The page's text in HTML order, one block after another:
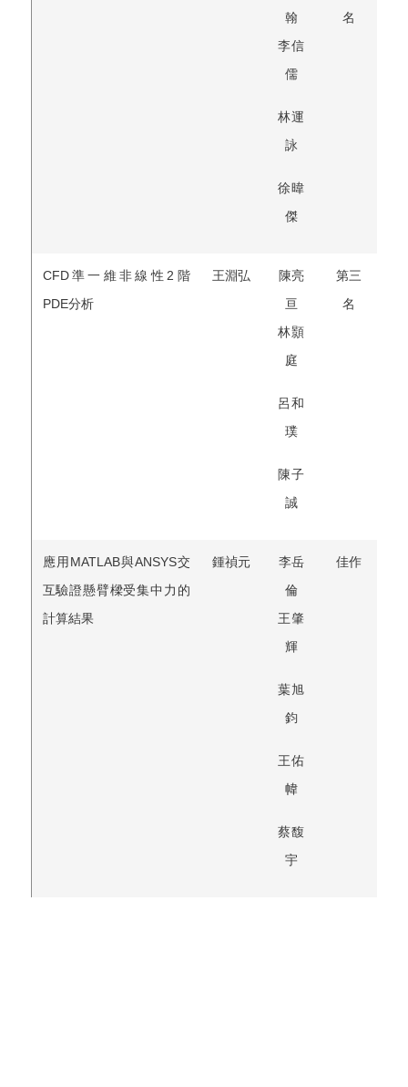
翰
李信
儒
林運
詠
徐暐
傑
名
CFD準一維非線性2階
PDE分析
王淵弘
陳亮
亘
林顥
庭
呂和
璞
陳子
誠
第三
名
應用MATLAB與ANSYS交
互驗證懸臂樑受集中力的
計算結果
鍾禎元
李岳
倫
王肇
輝
葉旭
鈞
王佑
幃
蔡馥
宇
佳作